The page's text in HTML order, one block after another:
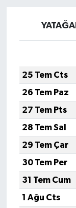
25 Tem Cts
26 Tem Paz
27 Tem Pts
28 Tem Sal
29 Tem Çar
30 Tem Per
31 Tem Cum
1 Ağu Cts
SİVİL
KİM KİMDİR
ÇEK
KİTAP
OTOMOBİL